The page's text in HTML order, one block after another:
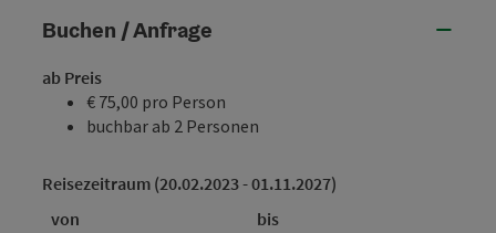
Buchen / Anfrage
ab Preis
€ 75,00 pro Person
buchbar ab 2 Personen
Reisezeitraum (20.02.2023 - 01.11.2027)
von
bis